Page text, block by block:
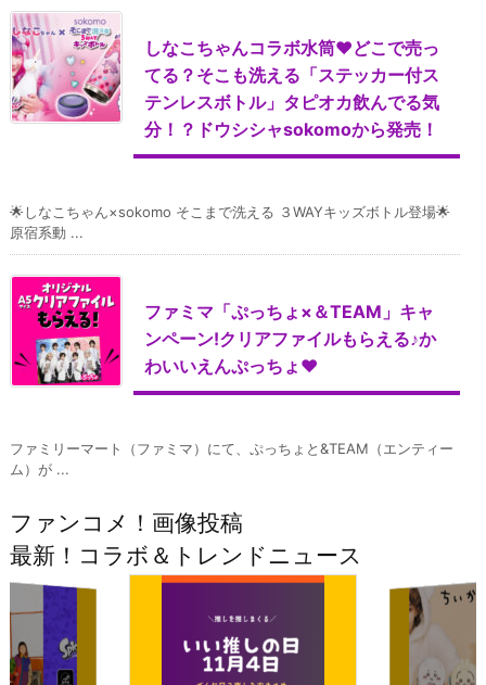
しなこちゃんコラボ水筒♥どこで売っ
てる？そこも洗える「ステッカー付ス
テンレスボトル」タピオカ飲んでる気
分！？ドウシシャsokomoから発売！
🌟しなこちゃん×sokomo そこまで洗える ３WAYキッズボトル登場🌟
原宿系動 ...
ファミマ「ぷっちょ×＆TEAM」キャ
ンペーン!クリアファイルもらえる♪か
わいいえんぷっちょ♥
ファミリーマート（ファミマ）にて、ぷっちょと&TEAM（エンティー
ム）が ...
ファンコメ！画像投稿
最新！コラボ＆トレンドニュース